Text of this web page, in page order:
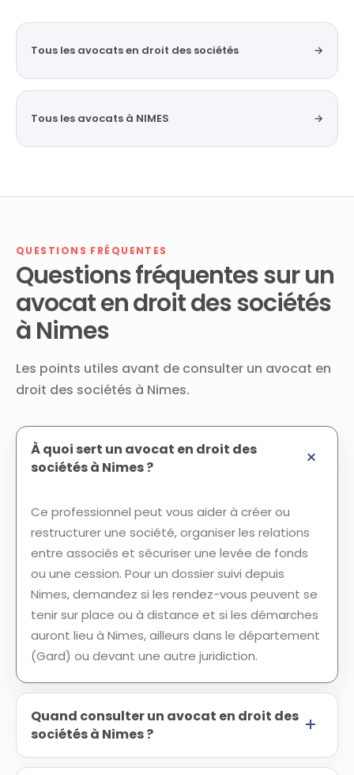
Tous les avocats en droit des sociétés →
Tous les avocats à NIMES →
QUESTIONS FRÉQUENTES
Questions fréquentes sur un
avocat en droit des sociétés
à Nimes
Les points utiles avant de consulter un avocat en
droit des sociétés à Nimes.
À quoi sert un avocat en droit des
sociétés à Nimes ?
Ce professionnel peut vous aider à créer ou
restructurer une société, organiser les relations
entre associés et sécuriser une levée de fonds
ou une cession. Pour un dossier suivi depuis
Nimes, demandez si les rendez-vous peuvent se
tenir sur place ou à distance et si les démarches
auront lieu à Nimes, ailleurs dans le département
(Gard) ou devant une autre juridiction.
Quand consulter un avocat en droit des
sociétés à Nimes ?